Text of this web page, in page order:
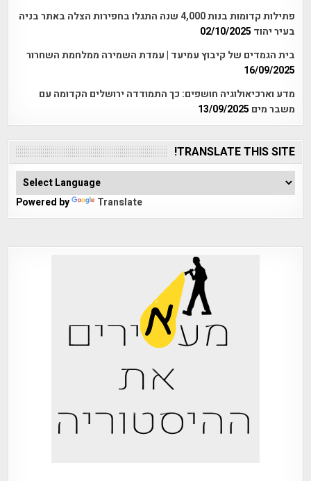
פתילות קדומות בנות 4,000 שנה התגלו בחפירות הצלה באתר בניה
בעיר יהוד 02/10/2025
בית הגמדים של קיבוץ עמיעד | עמדת השמירה ממלחמת השחרור
16/09/2025
מדע וארכיאולוגיה חושפים: כך התמודדה ירושלים הקדומה עם
משבר מים 13/09/2025
TRANSLATE THIS SITE!
Powered by Translate